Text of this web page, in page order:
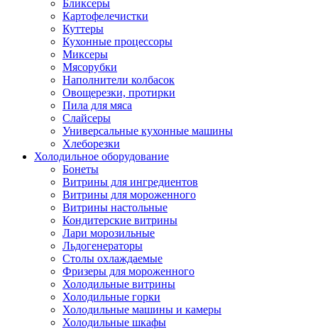
Бликсеры
Картофелечистки
Куттеры
Кухонные процессоры
Миксеры
Мясорубки
Наполнители колбасок
Овощерезки, протирки
Пила для мяса
Слайсеры
Универсальные кухонные машины
Хлеборезки
Холодильное оборудование
Бонеты
Витрины для ингредиентов
Витрины для мороженного
Витрины настольные
Кондитерские витрины
Лари морозильные
Льдогенераторы
Столы охлаждаемые
Фризеры для мороженного
Холодильные витрины
Холодильные горки
Холодильные машины и камеры
Холодильные шкафы